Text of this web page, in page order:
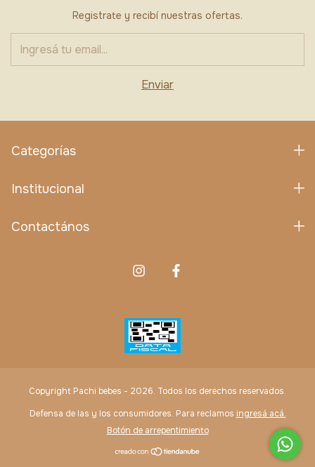
Registrate y recibí nuestras ofertas.
Categorías
Institucional
Contactános
Copyright Pachi bebes - 2026. Todos los derechos reservados.
Defensa de las y los consumidores. Para reclamos ingresá acá.
Botón de arrepentimiento